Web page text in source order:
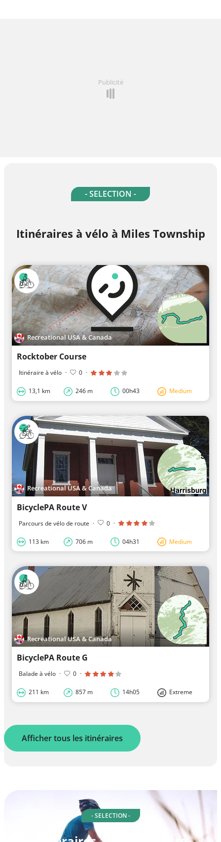
Publicité
- SELECTION -
Itinéraires à vélo à Miles Township
Recreational USA & Canada
Rocktober Course
Itinéraire à vélo · 0 ·
13,1 km 246 m 00h43 Medium
Recreational USA & Canada
BicyclePA Route V
Parcours de vélo de route · 0 ·
113 km 706 m 04h31 Medium
Recreational USA & Canada
BicyclePA Route G
Balade à vélo · 0 ·
211 km 857 m 14h05 Extreme
Afficher tous les itinéraires
- SELECTION -